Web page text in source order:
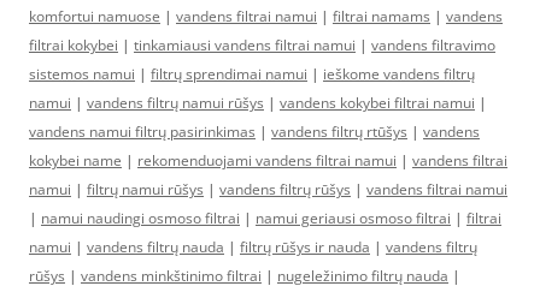
komfortui namuose | vandens filtrai namui | filtrai namams | vandens
filtrai kokybei | tinkamiausi vandens filtrai namui | vandens filtravimo
sistemos namui | filtrų sprendimai namui | ieškome vandens filtrų
namui | vandens filtrų namui rūšys | vandens kokybei filtrai namui |
vandens namui filtrų pasirinkimas | vandens filtrų rtūšys | vandens
kokybei name | rekomenduojami vandens filtrai namui | vandens filtrai
namui | filtrų namui rūšys | vandens filtrų rūšys | vandens filtrai namui
| namui naudingi osmoso filtrai | namui geriausi osmoso filtrai | filtrai
namui | vandens filtrų nauda | filtrų rūšys ir nauda | vandens filtrų
rūšys | vandens minkštinimo filtrai | nugeležinimo filtrų nauda |